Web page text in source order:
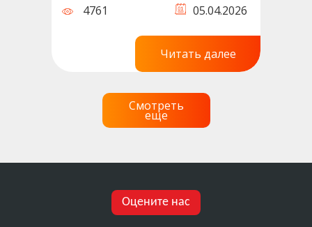
4761
05.04.2026
Читать далее
Смотреть
еще
Оцените нас